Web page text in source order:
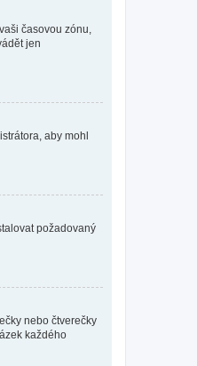
časovou zónu,
jen
aby mohl
požadovaný
nebo čtverečky
každého